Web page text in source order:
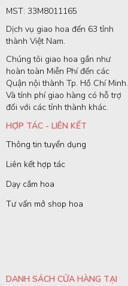
MST: 33M8011165
Dịch vụ giao hoa đến 63 tỉnh
thành Việt Nam.
Chúng tôi giao hoa gần như
hoàn toàn Miễn Phí đến các
Quận nội thành Tp. Hồ Chí Minh.
Và tính phí giao hàng có hỗ trợ
đối với các tỉnh thành khác.
HỢP TÁC - LIÊN KẾT
Thông tin tuyển dụng
Liên kết hợp tác
Dạy cắm hoa
Tư vấn mở shop hoa
DANH SÁCH CỬA HÀNG TẠI